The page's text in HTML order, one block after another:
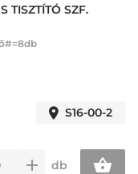
TISZTÍTÓ SZF.
S16-00-2
db